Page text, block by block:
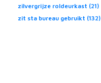
zilvergrijze roldeurkast (21)
zit sta bureau gebruikt (132)